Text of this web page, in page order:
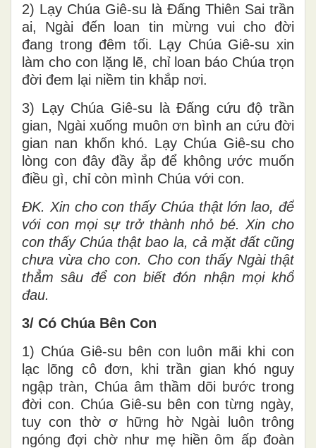
2) Lạy Chúa Giê-su là Đấng Thiên Sai trần
ai, Ngài đến loan tin mừng vui cho đời
đang trong đêm tối. Lạy Chúa Giê-su xin
làm cho con lặng lẽ, chỉ loan báo Chúa trọn
đời đem lại niềm tin khắp nơi.
3) Lạy Chúa Giê-su là Đấng cứu độ trần
gian, Ngài xuống muôn ơn bình an cứu đời
gian nan khốn khó. Lạy Chúa Giê-su cho
lòng con đây đầy ắp để không ước muốn
điều gì, chỉ còn mình Chúa với con.
ĐK. Xin cho con thấy Chúa thật lớn lao, để
với con mọi sự trở thành nhỏ bé. Xin cho
con thấy Chúa thật bao la, cả mặt đất cũng
chưa vừa cho con. Cho con thấy Ngài thật
thẳm sâu để con biết đón nhận mọi khổ
đau.
3/ Có Chúa Bên Con
1) Chúa Giê-su bên con luôn mãi khi con
lạc lõng cô đơn, khi trần gian khó nguy
ngập tràn, Chúa âm thầm dõi bước trong
đời con. Chúa Giê-su bên con từng ngày,
tuy con thờ ơ hững hờ Ngài luôn trông
ngóng đợi chờ như mẹ hiền ôm ấp đoàn